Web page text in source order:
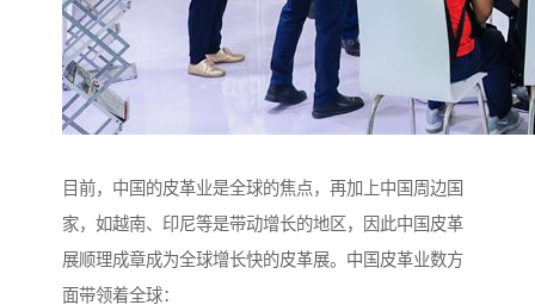
目前，中国的皮革业是全球的焦点，再加上中国周边国
家，如越南、印尼等是带动增长的地区，因此中国皮革
展顺理成章成为全球增长快的皮革展。中国皮革业数方
面带领着全球：